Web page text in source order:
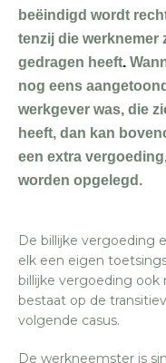
beëindigd wordt
tenzij die werknemer
gedragen heeft.
nog eens
werkgever was, die
heeft, dan kan
een extra
worden opgelegd.
De billijke vergoeding
elk een eigen
billijke vergoeding ook
bestaat op de
volgende casus.
De werkneemster is